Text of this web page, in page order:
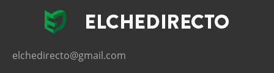
elchedirecto@gmail.com